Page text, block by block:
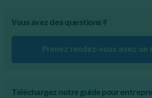
Vous avez des questions ?
Prenez rendez-vous avec un
Téléchargez notre guide pour